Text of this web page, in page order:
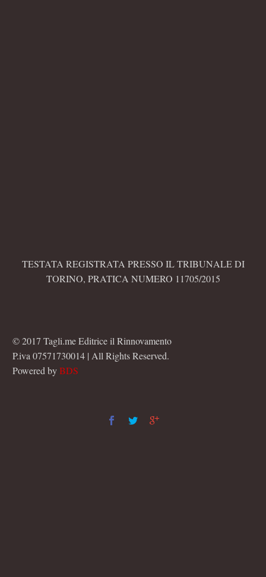
TESTATA REGISTRATA PRESSO IL TRIBUNALE DI
TORINO, PRATICA NUMERO 11705/2015
© 2017 Tagli.me Editrice il Rinnovamento
P.iva 07571730014 | All Rights Reserved.
Powered byBDS